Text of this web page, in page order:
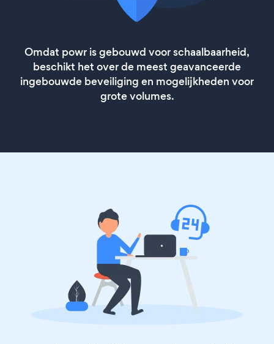
Omdat powr is gebouwd voor schaalbaarheid,
beschikt het over de meest geavanceerde
ingebouwde beveiliging en mogelijkheden voor
grote volumes.